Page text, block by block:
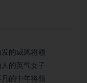
的威风将领
的英气女子
的中年将领